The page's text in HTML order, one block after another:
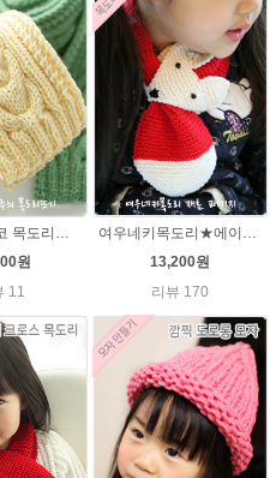
유아네오36코 목도리뜨기★에이미울/유아목도리/아기목도리뜨개질
원
11
여우네키목도리★에이미울DIY 재료 패키지/유아목도리뜨기/아기목도리뜨개질/부드러운 베이비뜨개실로 제작 된 태교 손뜨개
13,200원
리뷰 170